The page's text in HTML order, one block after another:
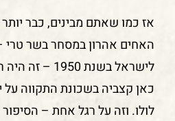
האחים אהרון במסחר בשר
לישראל בשנת
כאן קצביה בשכונת התקווה
לולו. וזה על רגל אחת –